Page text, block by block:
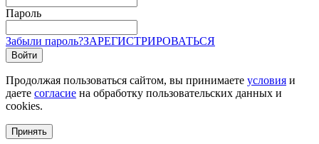
Пароль
Забыли пароль?ЗАРЕГИСТРИРОВАТЬСЯ
Войти
Продолжая пользоваться сайтом, вы принимаете условия и
даете согласие на обработку пользовательских данных и
cookies.
Принять